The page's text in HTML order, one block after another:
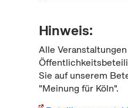
Hinweis:
Alle
Sie auf unserem
"Meinung für Köln".